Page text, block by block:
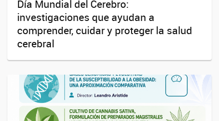
Día Mundial del Cerebro:
investigaciones que ayudan a
comprender, cuidar y proteger la salud
cerebral